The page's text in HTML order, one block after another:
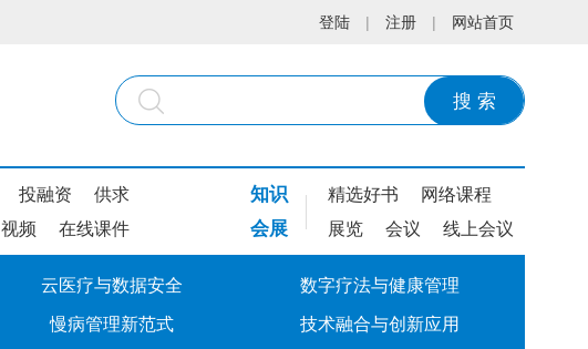
登陆 | 注册 | 网站首页
搜 索
投融资 供求
视频 在线课件
知识 精选好书 网络课程
会展 展览 会议 线上会议
云医疗与数据安全 数字疗法与健康管理
慢病管理新范式 技术融合与创新应用